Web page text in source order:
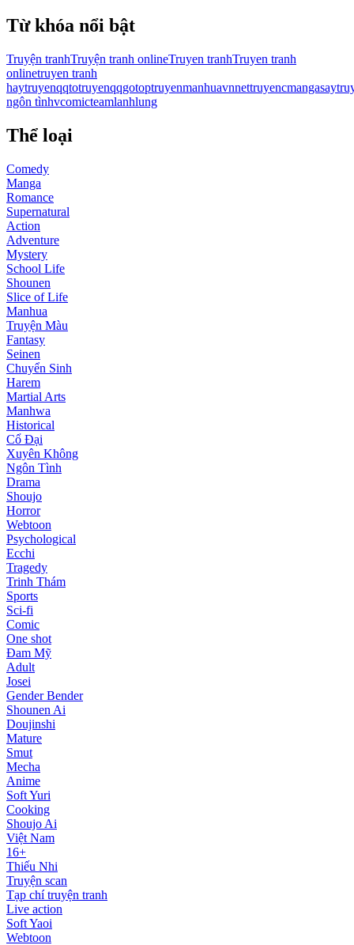
Từ khóa nổi bật
Truyện tranhTruyện tranh onlineTruyen tranhTruyen tranh
onlinetruyen tranh
haytruyenqqtotruyenqqgotoptruyenmanhuavnnettruyencmanga
ngôn tìnhvcomicteamlanhlung
Thể loại
Comedy
Manga
Romance
Supernatural
Action
Adventure
Mystery
School Life
Shounen
Slice of Life
Manhua
Truyện Màu
Fantasy
Seinen
Chuyển Sinh
Harem
Martial Arts
Manhwa
Historical
Cổ Đại
Xuyên Không
Ngôn Tình
Drama
Shoujo
Horror
Webtoon
Psychological
Ecchi
Tragedy
Trinh Thám
Sports
Sci-fi
Comic
One shot
Đam Mỹ
Adult
Josei
Gender Bender
Shounen Ai
Doujinshi
Mature
Smut
Mecha
Anime
Soft Yuri
Cooking
Shoujo Ai
Việt Nam
16+
Thiếu Nhi
Truyện scan
Tạp chí truyện tranh
Live action
Soft Yaoi
Webtoon